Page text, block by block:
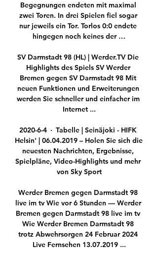
Begegnungen endeten mit maximal
zwei Toren. In drei Spielen fiel sogar
nur jeweils ein Tor. Torlos 0:0 endete
hingegen noch keines der …
SV Darmstadt 98 (HL) | Werder.TV Die
Highlights des Spiels SV Werder
Bremen gegen SV Darmstadt 98 Mit
neuen Funktionen und Erweiterungen
werden Sie schneller und einfacher im
Internet ...
2020-6-4 · Tabelle | Seinäjoki - HIFK
Helsin' | 06.04.2019 – Holen Sie sich die
neuesten Nachrichten, Ergebnisse,
Spielpläne, Video-Highlights und mehr
von Sky Sport
Werder Bremen gegen Darmstadt 98
live im tv Wie vor 6 Stunden — Werder
Bremen gegen Darmstadt 98 live im tv
Wie Werder Bremen Darmstadt 98
trotz Abwehrsorgen 24 Februar 2024
Live Fernsehen 13.07.2019 ...